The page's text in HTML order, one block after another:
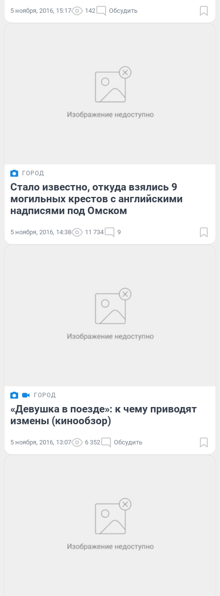
5 ноября, 2016, 15:17 142 Обсудить
ГОРОД
Стало известно, откуда взялись 9
могильных крестов с английскими
надписями под Омском
5 ноября, 2016, 14:38 11 734 9
ГОРОД
«Девушка в поезде»: к чему приводят
измены (кинообзор)
5 ноября, 2016, 13:07 6 352 Обсудить